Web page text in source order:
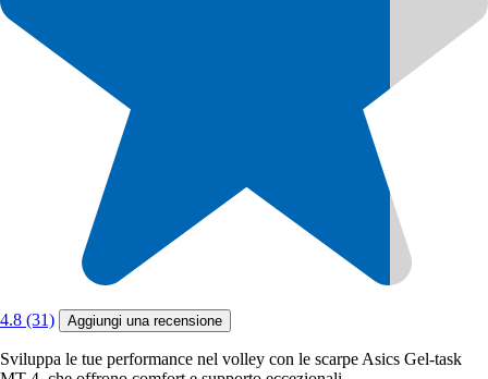
4.8 (31) Aggiungi una recensione
Sviluppa le tue performance nel volley con le scarpe Asics Gel-task